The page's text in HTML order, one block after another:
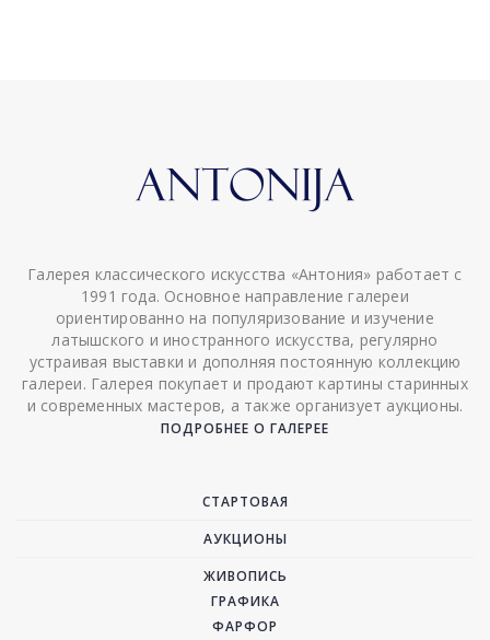
Галерея классического искусства «Антония» работает с
1991 года. Основное направление галереи
ориентированно на популяризование и изучение
латышского и иностранного искусства, регулярно
устраивая выставки и дополняя постоянную коллекцию
галереи. Галерея покупает и продают картины старинных
и современных мастеров, а также организует аукционы.
ПОДРОБНЕЕ О ГАЛЕРЕЕ
СТАРТОВАЯ
АУКЦИОНЫ
ЖИВОПИСЬ
ГРАФИКА
ФАРФОР